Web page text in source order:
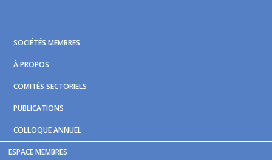
primary
navigation
main
content
footer
ESPACE MEMBRES
SOCIÉTÉS MEMBRES
À PROPOS
COMITÉS SECTORIELS
PUBLICATIONS
COLLOQUE ANNUEL